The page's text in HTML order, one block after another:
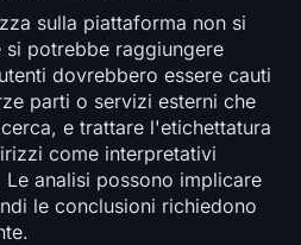
sulla piattaforma non si
potrebbe raggiungere
dovrebbero essere cauti
parti o servizi esterni che
e trattare l'etichettatura
come interpretativi
analisi possono implicare
le conclusioni richiedono